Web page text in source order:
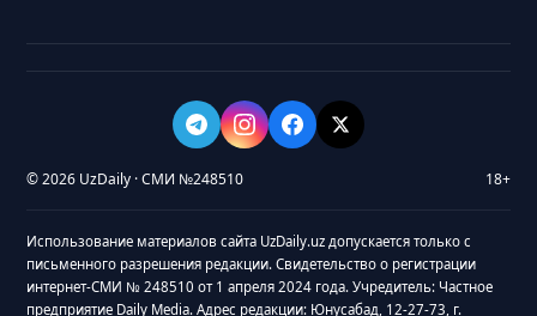
© 2026 UzDaily · СМИ №248510 18+
Использование материалов сайта UzDaily.uz допускается только с
письменного разрешения редакции. Свидетельство о регистрации
интернет-СМИ № 248510 от 1 апреля 2024 года. Учредитель: Частное
предприятие Daily Media. Адрес редакции: Юнусабад, 12-27-73, г.